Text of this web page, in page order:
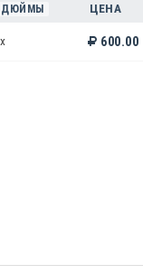
ДЮЙМЫ ЦЕНА
600.00